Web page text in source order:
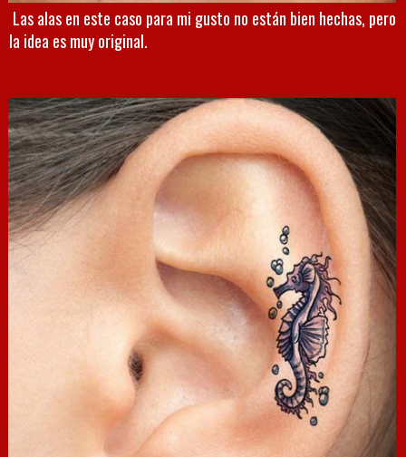
Las alas en este caso para mi gusto no están bien hechas, pero
la idea es muy original.